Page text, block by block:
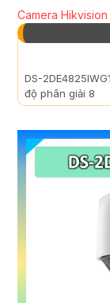
Camera Hikvision
DS-
độ phân giải 8